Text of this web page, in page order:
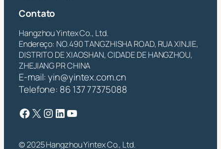
Contato
Hangzhou Yintex Co., Ltd.
Endereço: NO.490 TANGZHISHA ROAD, RUA XINJIE,
DISTRITO DE XIAOSHAN, CIDADE DE HANGZHOU,
ZHEJIANG PR CHINA
E-mail:yin@yintex.com.cn
Telefone: 86 137 77375088
Facebook X Instagram LinkedIn YouTube
© 2025 Hangzhou Yintex Co., Ltd.